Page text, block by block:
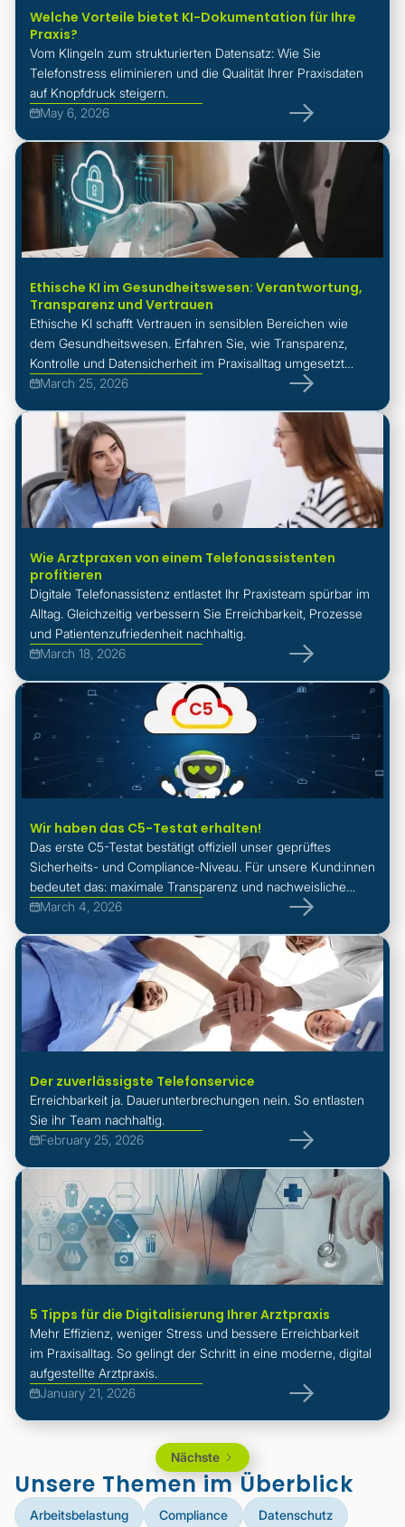
Welche Vorteile bietet KI-Dokumentation für Ihre
Praxis?
Vom Klingeln zum strukturierten Datensatz: Wie Sie
Telefonstress eliminieren und die Qualität Ihrer Praxisdaten
auf Knopfdruck steigern.
May 6, 2026
Ethische KI im Gesundheitswesen: Verantwortung,
Transparenz und Vertrauen
Ethische KI schafft Vertrauen in sensiblen Bereichen wie
dem Gesundheitswesen. Erfahren Sie, wie Transparenz,
Kontrolle und Datensicherheit im Praxisalltag umgesetzt
werden.
March 25, 2026
Wie Arztpraxen von einem Telefonassistenten
profitieren
Digitale Telefonassistenz entlastet Ihr Praxisteam spürbar im
Alltag. Gleichzeitig verbessern Sie Erreichbarkeit, Prozesse
und Patientenzufriedenheit nachhaltig.
March 18, 2026
Wir haben das C5-Testat erhalten!
Das erste C5-Testat bestätigt offiziell unser geprüftes
Sicherheits- und Compliance-Niveau. Für unsere Kund:innen
bedeutet das: maximale Transparenz und nachweisliche
Verlässlichkeit.
March 4, 2026
Der zuverlässigste Telefonservice
Erreichbarkeit ja. Dauerunterbrechungen nein. So entlasten
Sie ihr Team nachhaltig.
February 25, 2026
5 Tipps für die Digitalisierung Ihrer Arztpraxis
Mehr Effizienz, weniger Stress und bessere Erreichbarkeit
im Praxisalltag. So gelingt der Schritt in eine moderne, digital
aufgestellte Arztpraxis.
January 21, 2026
Nächste
Unsere Themen im Überblick
Arbeitsbelastung Compliance Datenschutz